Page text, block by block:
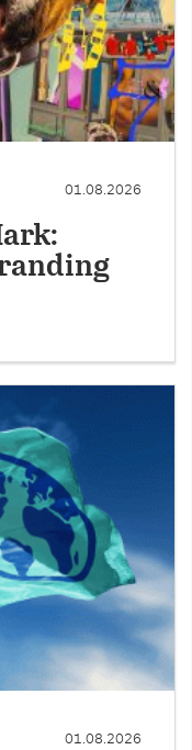
01.08.2026
01.08.2026